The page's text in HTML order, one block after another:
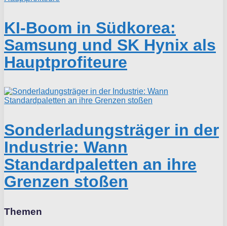
KI-Boom in Südkorea:
Samsung und SK Hynix als
Hauptprofiteure
Sonderladungsträger in der
Industrie: Wann
Standardpaletten an ihre
Grenzen stoßen
Themen